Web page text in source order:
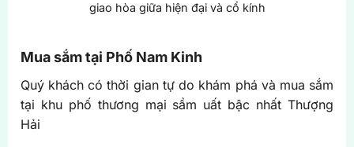
giao hòa giữa hiện đại và cổ kính
Mua sắm tại Phố Nam Kinh
Quý khách có thời gian tự do khám phá và mua sắm
tại khu phố thương mại sầm uất bậc nhất Thượng
Hải